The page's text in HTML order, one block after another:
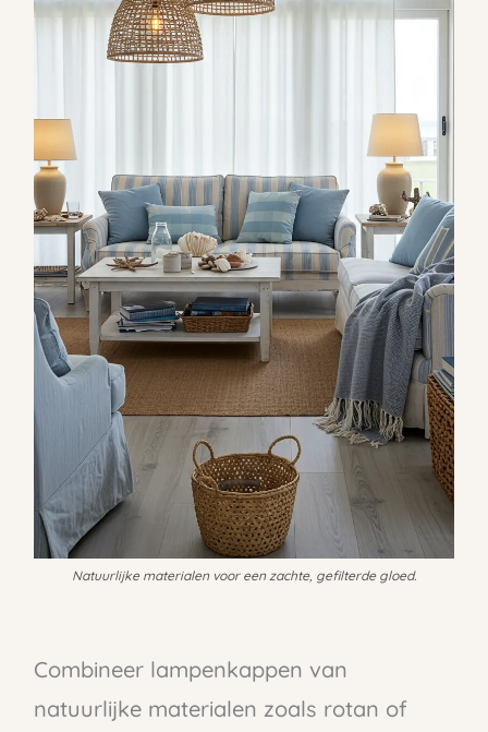
Natuurlijke materialen voor een zachte, gefilterde gloed.
Combineer lampenkappen van
natuurlijke materialen zoals rotan of